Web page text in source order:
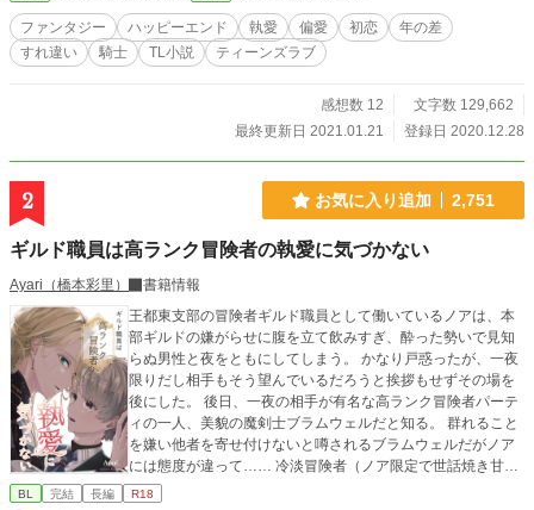
る）
ファンタジー ハッピーエンド 執愛 偏愛 初恋
年の差
すれ違い
騎士 TL小説 ティーンズラブ
感想数 12
文字数 129,662
最終更新日 2021.01.21
登録日 2020.12.28
2 お気に入り追加 2,751
ギルド職員は高ランク冒険者の執愛に気づかない
Ayari（橋本彩里）
書籍情報
王都東支部の冒険者ギルド職員として働いているノアは、本
部ギルドの嫌がらせに腹を立て飲みすぎ、酔った勢いで見知
らぬ男性と夜をともにしてしまう。 かなり戸惑ったが、一夜
限りだし相手もそう望んでいるだろうと挨拶もせずその場を
後にした。 後日、一夜の相手が有名な高ランク冒険者パーテ
ィの一人、美貌の魔剣士ブラムウェルだと知る。 群れること
を嫌い他者を寄せ付けないと噂されるブラムウェルだがノア
には態度が違って…… 冷淡冒険者（ノア限定で世話焼き甘え
た）とマイペースギルド職員、周囲の思惑や過去が交差す
BL 完結 長編 R18